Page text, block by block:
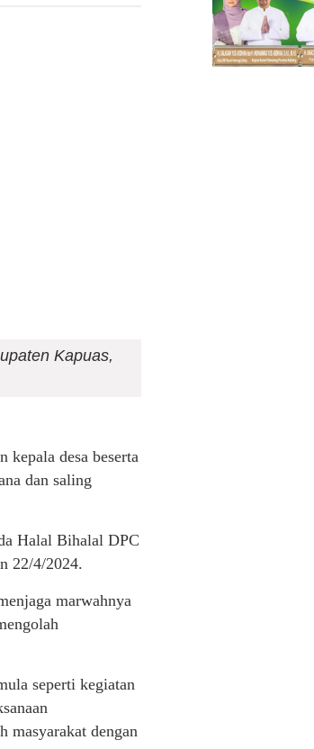
Kapuas,
kepala desa beserta
dan saling
Halal Bihalal DPC
22/4/2024.
marwahnya
seperti kegiatan
masyarakat dengan